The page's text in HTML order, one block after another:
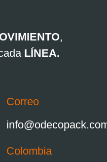
,
LÍNEA.
Correo
Colombia